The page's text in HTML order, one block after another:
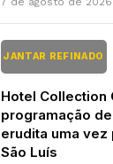
JANTAR REFINADO
Hotel Collection
programação
erudita uma vez
São Luís